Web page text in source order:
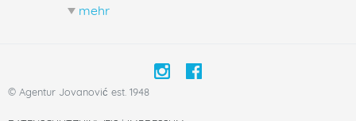
mehr
weniger
© Agentur Jovanović est. 1948